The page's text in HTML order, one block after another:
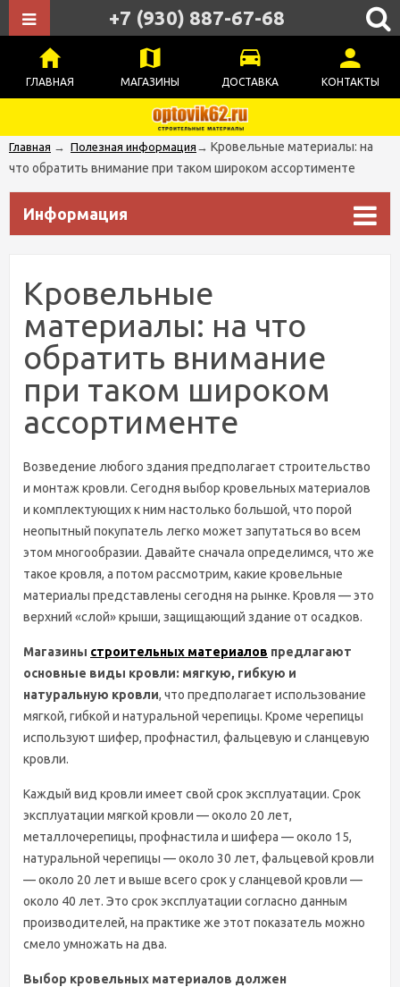
ГЛАВНАЯ МАГАЗИНЫ ДОСТАВКА КОНТАКТЫ
+7 (930) 887-67-68
Главная → Полезная информация → Кровельные материалы: на
что обратить внимание при таком широком ассортименте
Информация
Кровельные
материалы: на что
обратить внимание
при таком широком
ассортименте
Возведение любого здания предполагает строительство
и монтаж кровли. Сегодня выбор кровельных материалов
и комплектующих к ним настолько большой, что порой
неопытный покупатель легко может запутаться во всем
этом многообразии. Давайте сначала определимся, что же
такое кровля, а потом рассмотрим, какие кровельные
материалы представлены сегодня на рынке. Кровля — это
верхний «слой» крыши, защищающий здание от осадков.
Магазины строительных материалов предлагают
основные виды кровли: мягкую, гибкую и
натуральную кровли, что предполагает использование
мягкой, гибкой и натуральной черепицы. Кроме черепицы
используют шифер, профнастил, фальцевую и сланцевую
кровли.
Каждый вид кровли имеет свой срок эксплуатации. Срок
эксплуатации мягкой кровли — около 20 лет,
металлочерепицы, профнастила и шифера — около 15,
натуральной черепицы — около 30 лет, фальцевой кровли
— около 20 лет и выше всего срок у сланцевой кровли —
около 40 лет. Это срок эксплуатации согласно данным
производителей, на практике же этот показатель можно
смело умножать на два.
Выбор кровельных материалов должен